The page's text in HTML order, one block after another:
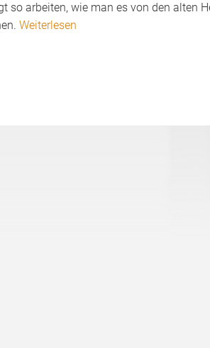
so arbeiten, wie man es von den alten
Weiterlesen